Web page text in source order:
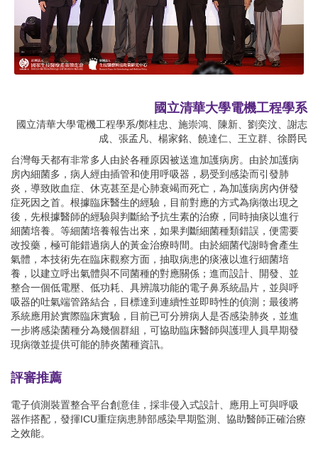
國立清華大學電機工程學系
國立清華大學電機工程學系/鄭桂忠、施崇鴻、陳新、劉奕汶、謝志
成、張孟凡、楊家銘、饒達仁、王立群、徐爵民
台灣每天都有非常多人由於各種原因被送進加護病房。由於加護病
房內細菌多，病人經由插管和使用呼吸器，易受到感染而引發肺
炎，導致敗血症、休克甚至是心肺衰竭而死亡，為加護病房內併發
症死因之首。根據臨床醫生的經驗，目前對應的方式為病徵出現之
後，先根據醫師的經驗與判斷給予抗生素的治療，同時抽痰以進行
細菌培養。等細菌培養報告出來，如果判斷細菌種類錯誤，便需要
改投藥，極可能錯過病人的黃金治療時間。由於細菌代謝時會產生
氣體，本技術先在臨床觀察方面，抽取病患的痰液以進行細菌培
養，以建立呼出氣體與不同菌種的對應關係；進而設計、開發、並
整合一個低電壓、低功耗、具辨識功能的電子鼻系統晶片，並與呼
吸器的吐氣端管路結合，目標達到連續性並即時性的偵測；最後將
系統應用於實際臨床實驗，目前已可分辨病人是否感染肺炎，並進
一步將感染菌種分為幾個群組，可協助臨床醫師與護理人員早期發
現病徵並提供可能的肺炎菌種資訊。
評審推薦
電子偵測裝置整合平台創意佳，採非侵入式設計、應用上可與呼吸
器作搭配，發揮ICU重症病患肺部感染早期監測、協助醫師正確治療
之效能。